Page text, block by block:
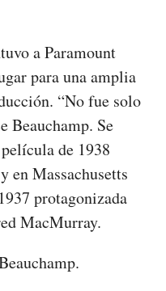
a Paramount
para una amplia
“No fue solo
Beauchamp. Se
de 1938
en Massachusetts
protagonizada
MacMurray.